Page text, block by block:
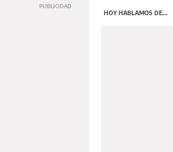
HOY HABLAMOS DE...